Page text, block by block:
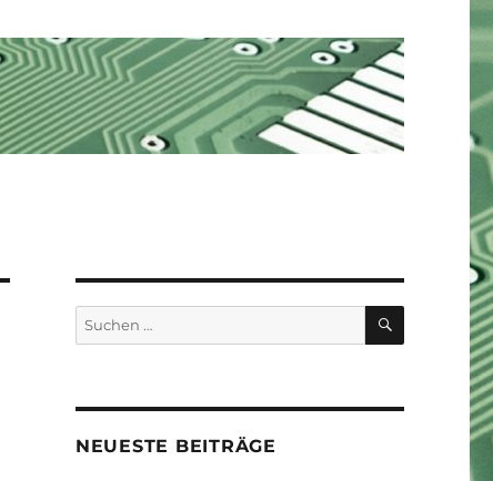
Suchen
nach:
SUCHEN
NEUESTE BEITRÄGE